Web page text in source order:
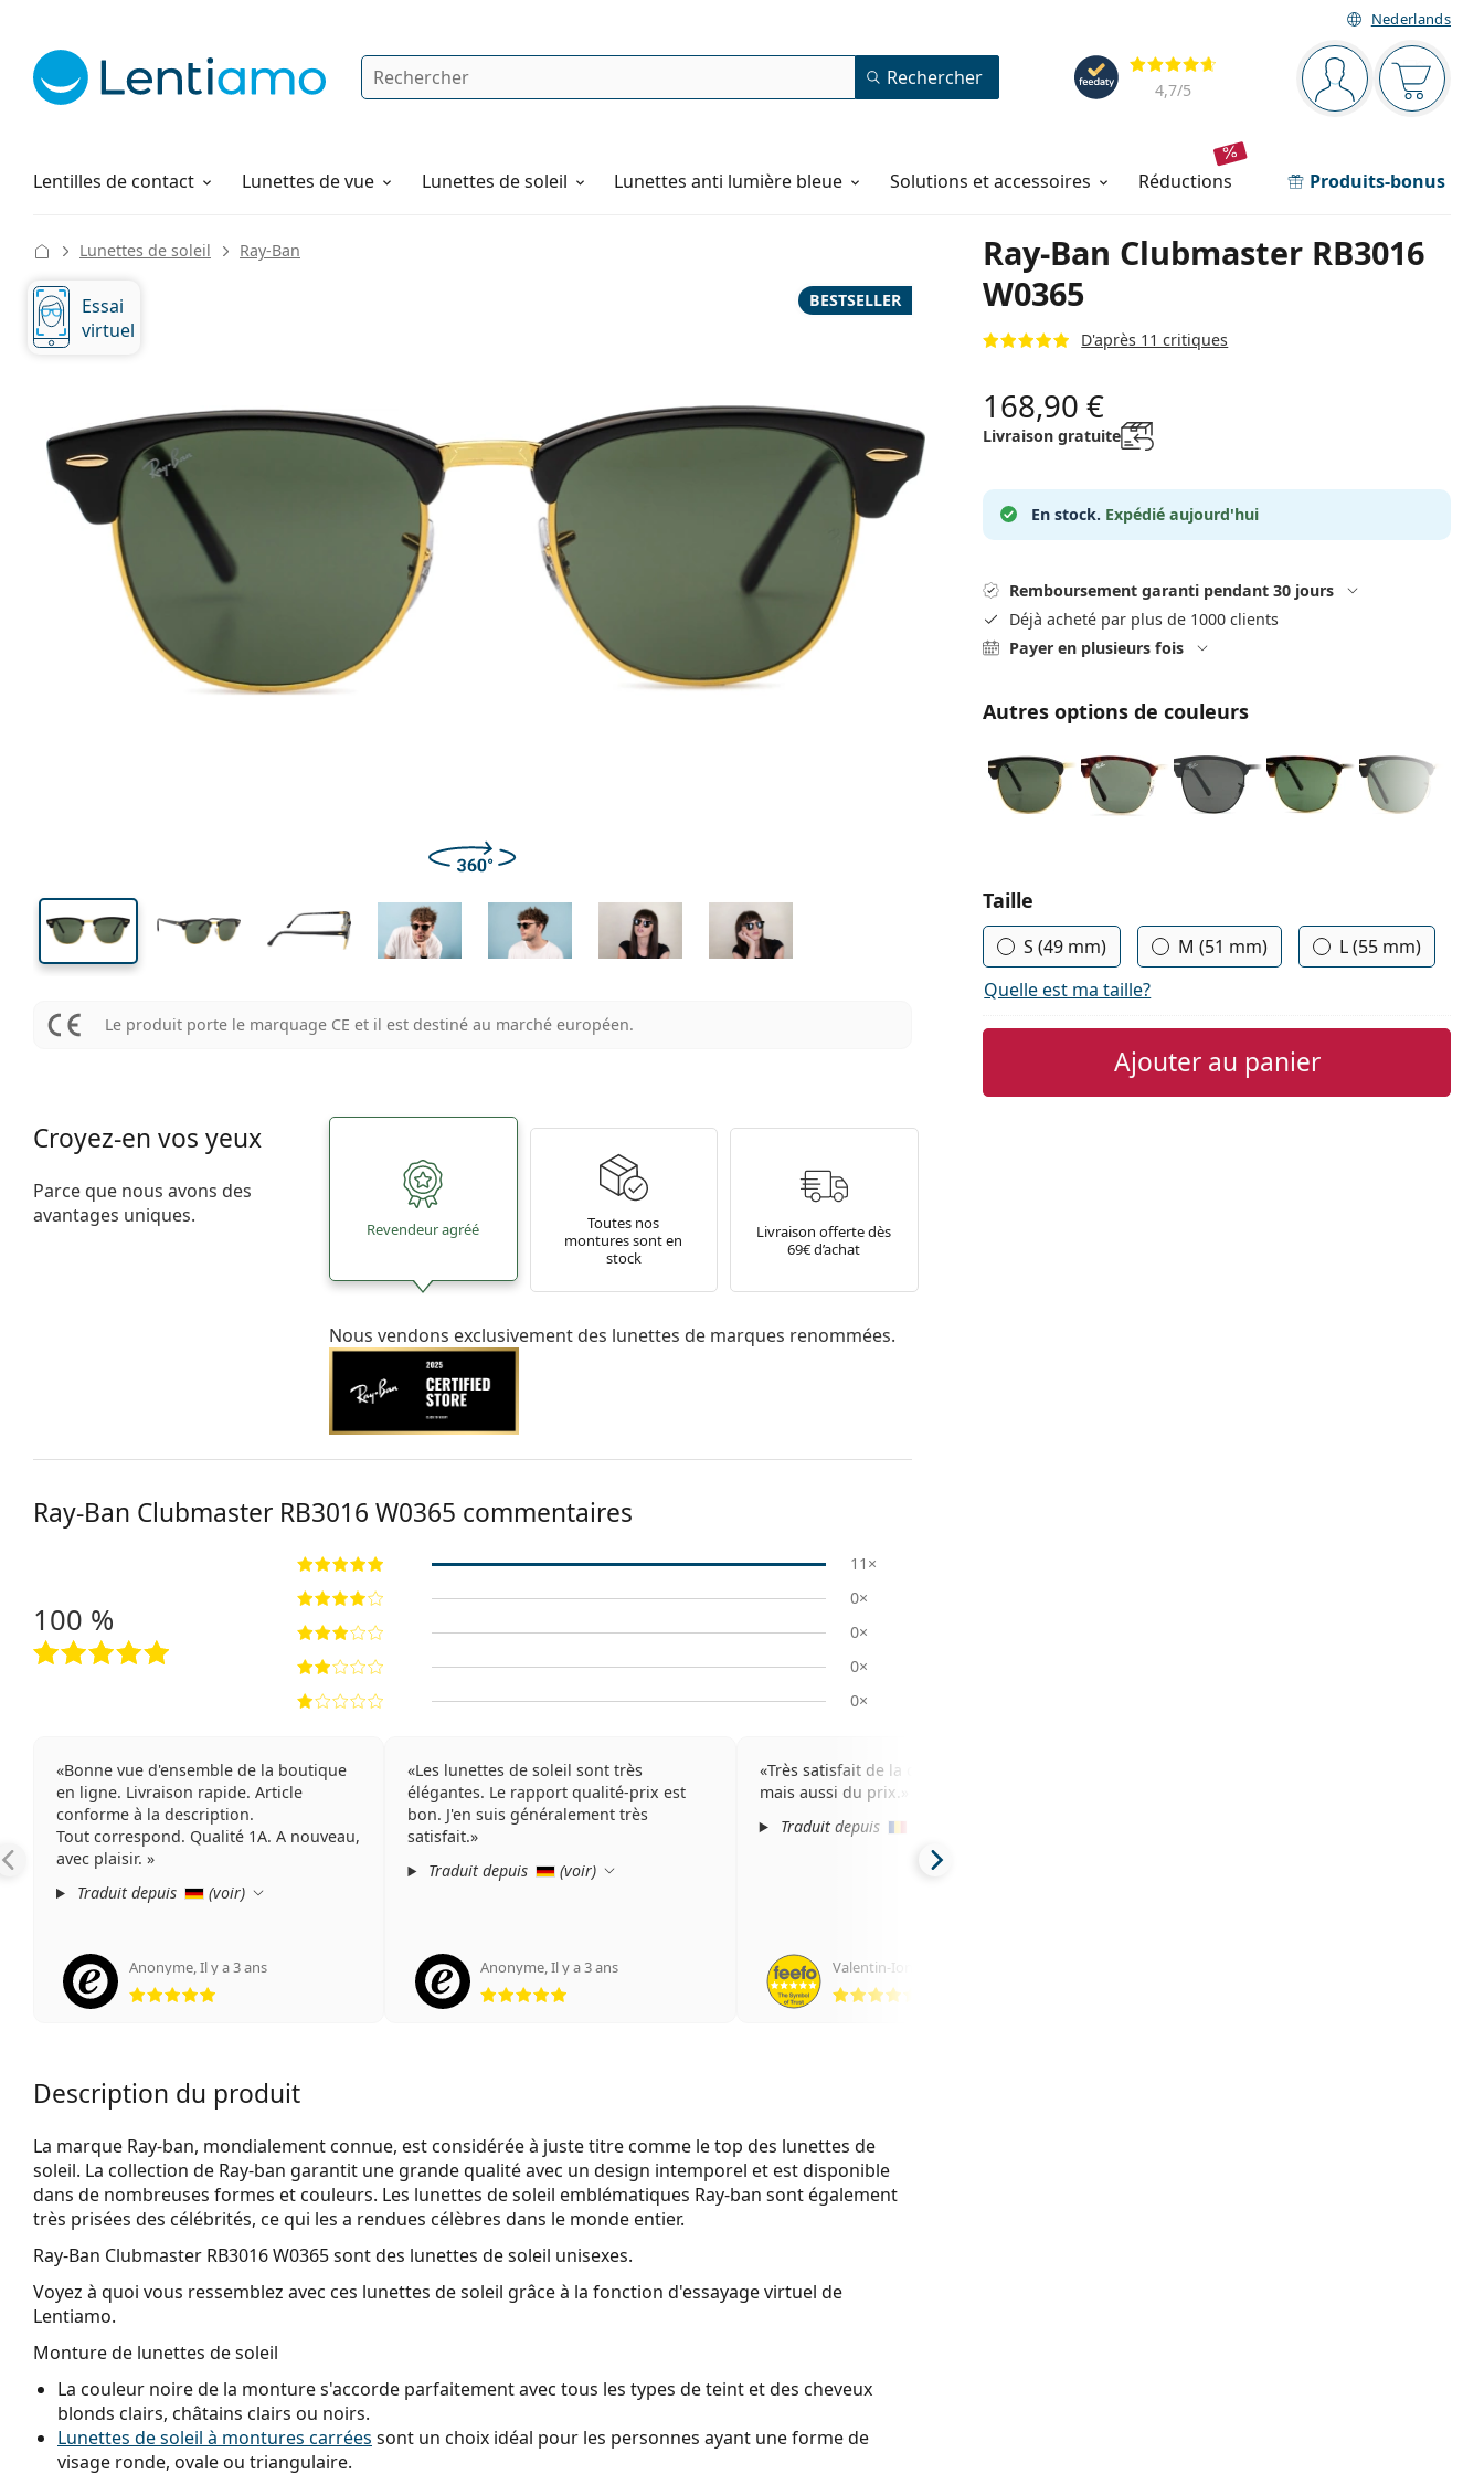
Nederlands
Barre de navigation
Vous êtesVotre
Évaluation
4,7/5
Rechercher Rechercher
Lentilles de contact
Solutions Lunettes de vue Lunettes de soleil Lunettes anti lumière bleue Solutions et accessoires réductions Produits-bonus
Comment commander
Ray-Ban Clubmaster RB3016
W0365
D'après 11 critiques
Lunettes de soleil Ray-Ban
BESTSELLER
Essai
virtuel
Le produit porte le marquage CE et il est destiné au marché européen.
168,90 €
Livraison gratuite
En stock. Expédié aujourd'hui
Remboursement garanti pendant 30 jours
Déjà acheté par plus de 1000 clients
Payer en plusieurs fois
Autres options de couleurs
Choisissez les paramètres
Taille
S (49 mm) M (51 mm)
L (55 mm)
Quelle est ma taille?
Ajouter au panier
Croyez-en vos yeux
Parce que nous avons des
avantages uniques.
Revendeur agréé
Toutes nos
montures sont en
stock
Livraison offerte dès
69€ d’achat
Nous vendons exclusivement des lunettes de marques renommées.
Ray-Ban Clubmaster RB3016 W0365 commentaires
100 %
11×
0×
0×
0×
0×
Bonne vue d'ensemble de la boutique
en ligne. Livraison rapide. Article
conforme à la description.
Tout correspond. Qualité 1A. A nouveau,
avec plaisir.
Traduit depuis
(voir)
Anonyme,Il y a 3 ans
évaluation 5 sur 5
Les lunettes de soleil sont très
élégantes. Le rapport qualité-prix est
bon. J'en suis généralement très
satisfait.
Traduit depuis
(voir)
Anonyme,Il y a 3 ans
évaluation 5 sur 5
Très satisfait de la qualité du produit,
mais aussi du prix.
Traduit depuis
Valentin-Ion I.
Description du produit
La marque Ray-ban, mondialement connue, est considérée à juste titre comme le top des lunettes de
soleil. La collection de Ray-ban garantit une grande qualité avec un design intemporel et est disponible
dans de nombreuses formes et couleurs. Les lunettes de soleil emblématiques Ray-ban sont également
très prisées des célébrités, ce qui les a rendues célèbres dans le monde entier.
Ray-Ban Clubmaster RB3016 W0365sont des lunettes de soleil unisexes.
Voyez à quoi vous ressemblez avec ces lunettes de soleil grâce à la fonction d'essayage virtuel de
Lentiamo.
Monture de lunettes de soleil
La couleur noire de la monture s'accorde parfaitement avec tous les types de teint et des cheveux
blonds clairs, châtains clairs ou noirs.
Lunettes de soleil à montures carrées sont un choix idéal pour les personnes ayant une forme de
visage ronde, ovale ou triangulaire.